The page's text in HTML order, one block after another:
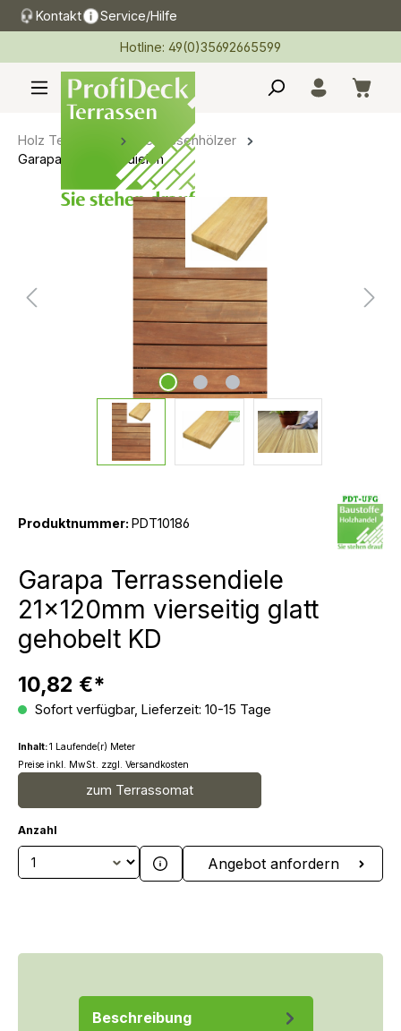
springen
Kontakt Service/Hilfe
Hotline: 49(0)35692665599
Holz Terrassen
Terrassenhölzer
Garapa Terrassendielen
Produktnummer: PDT10186
Garapa Terrassendiele
21x120mm vierseitig glatt
gehobelt KD
10,82 €*
Sofort verfügbar, Lieferzeit: 10-15 Tage
Inhalt:1 Laufende(r) Meter
Preise inkl. MwSt. zzgl. Versandkosten
zum Terrassomat
Anzahl
Produkt Anzahl: Gib denAngebot anfordern
Beschreibung